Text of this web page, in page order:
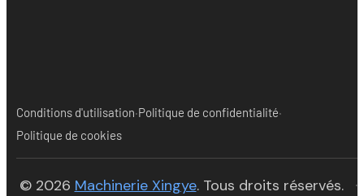
Conditions d'utilisation·Politique de confidentialité·
Politique de cookies
© 2026 Machinerie Xingye(opens in new tab)
. Tous droits réservés.
·